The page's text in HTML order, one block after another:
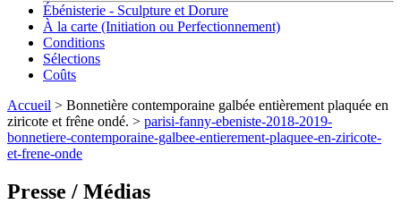
Ébénisterie - Sculpture et Dorure
À la carte (Initiation ou Perfectionnement)
Conditions
Sélections
Coûts
Accueil > Bonnetière contemporaine galbée entièrement plaquée en
ziricote et frêne ondé. > parisi-fanny-ebeniste-2018-2019-
bonnetiere-contemporaine-galbee-entierement-plaquee-en-ziricote-
et-frene-onde
Presse / Médias